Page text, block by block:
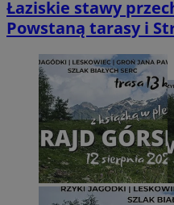
Łaziskie stawy
Powstaną tarasy i